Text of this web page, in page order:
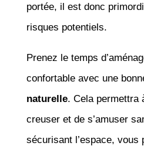
portée, il est donc
risques potentiels.
Prenez le temps
confortable avec une
naturelle. Cela permettra
creuser et de s’amuser
sécurisant l’espace,